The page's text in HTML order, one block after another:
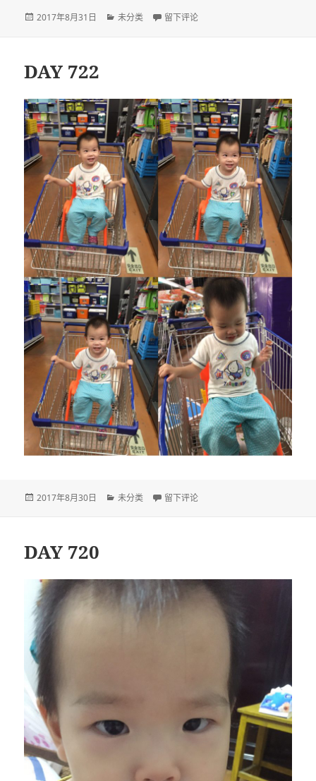
发
2017年8月31日
分
未分类 于DAY 721
留下评论
DAY 722
发
2017年8月30日
分
未分类 于DAY 722
留下评论
DAY 720